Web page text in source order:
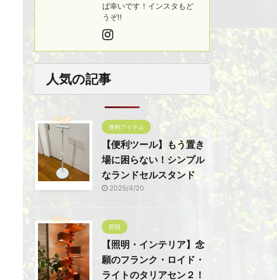
ば幸いです！インスタもど
うぞ!!
人気の記事
便利アイテム
【便利ツール】もう置き
場に困らない！シンプル
なランドセルスタンド
2025/4/20
照明
【照明・インテリア】念
願のフランク・ロイド・
ライトのタリアセン２！